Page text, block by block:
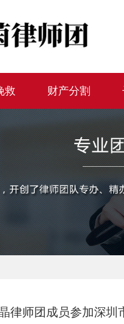
救 财产分割
律师团成员参加深